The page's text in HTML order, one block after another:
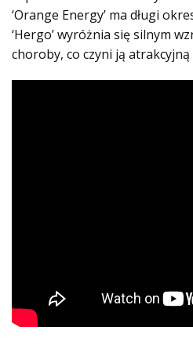
‘Orange Energy’ ma długi
‘Hergo’ wyróżnia się silnym
choroby, co czyni ją